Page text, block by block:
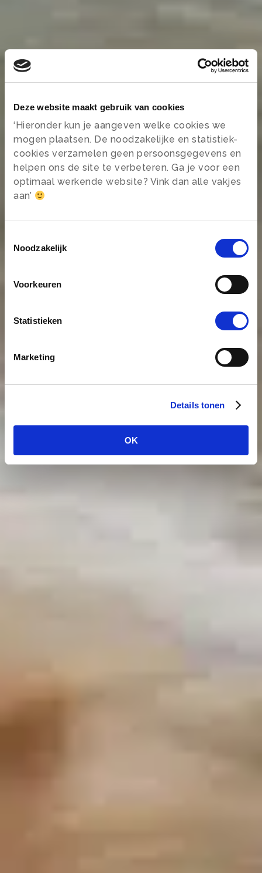
Deze website maakt gebruik van cookies
‘Hieronder kun je aangeven welke cookies we
mogen plaatsen. De noodzakelijke en statistiek-
cookies verzamelen geen persoonsgegevens en
helpen ons de site te verbeteren. Ga je voor een
optimaal werkende website? Vink dan alle vakjes
aan’
Noodzakelijk
Voorkeuren
Statistieken
Marketing
Details tonen
OK
Rust, tijd en
aandacht voor
Mindfulness verbind